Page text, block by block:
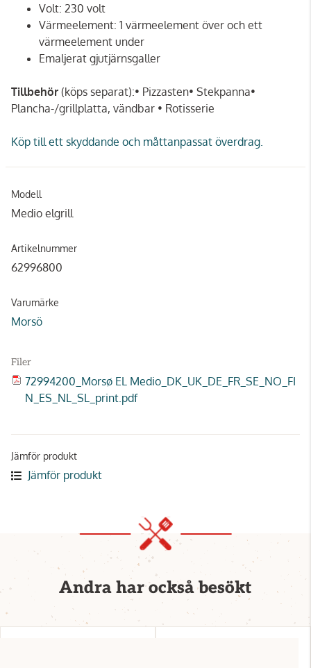
Volt: 230 volt
Värmeelement: 1 värmeelement över och ett
värmeelement under
Emaljerat gjutjärnsgaller
Tillbehör (köps separat):• Pizzasten• Stekpanna•
Plancha-/grillplatta, vändbar • Rotisserie
Köp till ett skyddande och måttanpassat överdrag.
Modell
Medio elgrill
Artikelnummer
62996800
Varumärke
Morsö
Filer
72994200_Morsø EL Medio_DK_UK_DE_FR_SE_NO_FI
N_ES_NL_SL_print.pdf
Jämför produkt
Jämför produkt
Andra har också besökt